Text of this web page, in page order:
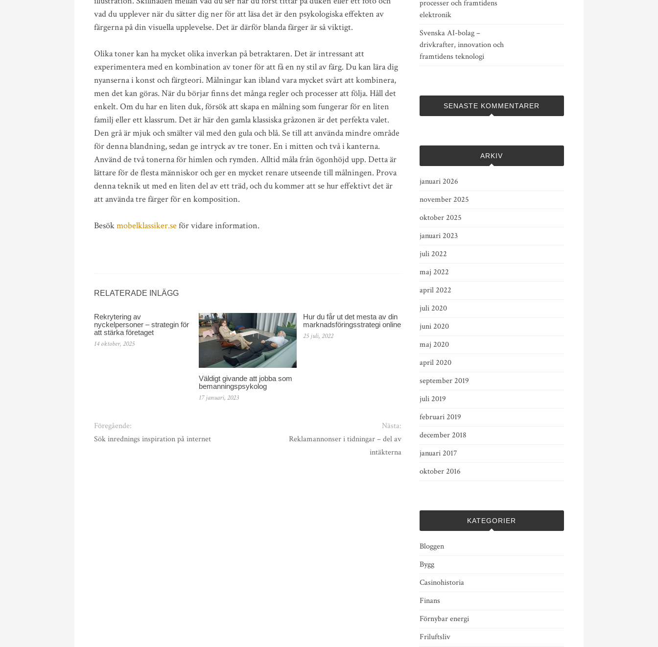
vad du upplever när du sätter dig ner för att läsa det är den psykologiska effekten av
färgerna på din visuella upplevelse. Det är därför blanda färger är så viktigt.
Olika toner kan ha mycket olika inverkan på betraktaren. Det är intressant att
experimentera med en kombination av toner för att få en ny stil av färg. Du kan lära dig
nyanserna i konst och färgteori. Målningar kan ibland vara mycket svårt att kombinera,
men det kan göras. När du börjar finns det många regler och processer att följa. Håll det
enkelt. Om du har en liten duk, försök att skapa en målning som fungerar för en liten
familj eller ett klassrum. Det är här den gamla klassiska gråzonen är det perfekta valet.
Den grå är mjuk och smälter väl med den gula och blå. Se till att använda mindre område
för denna blandning, sedan ge intryck av tre toner. En i mitten och två i kanterna.
Använd de två tonerna för himlen och rymden. Alltid måla från ögonhöjd upp. Detta är
lättare för de flesta människor och ger en mycket renare utseende till målningen. Prova
denna teknik ut med en liten del av ett träd, och du kommer att se hur effektivt det är
att använda tre färger för en komposition.
Besökmobelklassiker.se för vidare information.
RELATERADE INLÄGG
Rekrytering av
nyckelpersoner – strategin för
att stärka företaget
14 oktober, 2025
Väldigt givande att jobba som
bemanningspsykolog
17 januari, 2023
Hur du får ut det mesta av din
marknadsföringsstrategi online
25 juli, 2022
Föregående:
Sök inrednings inspiration på internet
Nästa:
Reklamannonser i tidningar – del av
intäkterna
processer och framtidens
elektronik
Svenska AI-bolag –
drivkrafter, innovation och
framtidens teknologi
SENASTE KOMMENTARER
ARKIV
januari 2026
november 2025
oktober 2025
januari 2023
juli 2022
maj 2022
april 2022
juli 2020
juni 2020
maj 2020
april 2020
september 2019
juli 2019
februari 2019
december 2018
januari 2017
oktober 2016
KATEGORIER
Bloggen
Bygg
Casinohistoria
Finans
Förnybar energi
Friluftsliv